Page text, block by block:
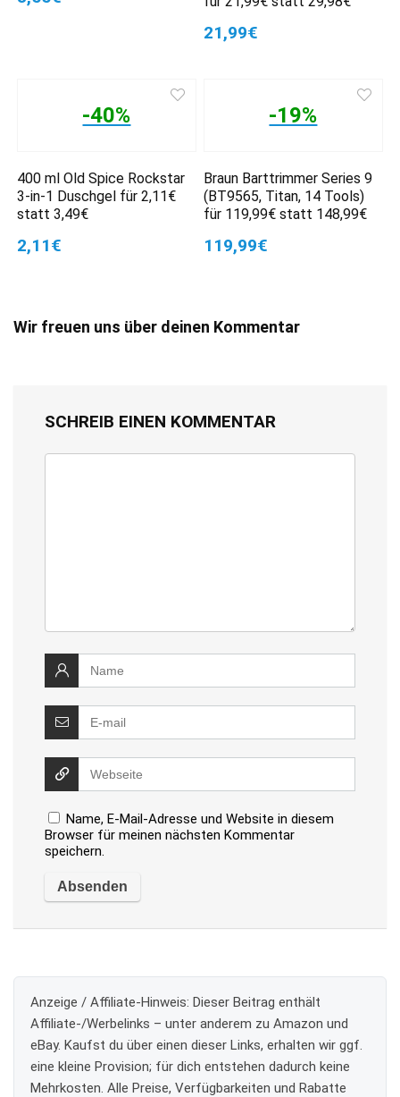
21,99€
-40%
400 ml Old Spice Rockstar
3-in-1 Duschgel für 2,11€
statt 3,49€
2,11€
-19%
Braun Barttrimmer Series 9
(BT9565, Titan, 14 Tools)
für 119,99€ statt 148,99€
119,99€
Wir freuen uns über deinen Kommentar
SCHREIB EINEN KOMMENTAR
Name, E-Mail-Adresse und Website in diesem
Browser für meinen nächsten Kommentar
speichern.
Anzeige / Affiliate-Hinweis: Dieser Beitrag enthält
Affiliate-/Werbelinks – unter anderem zu Amazon und
eBay. Kaufst du über einen dieser Links, erhalten wir ggf.
eine kleine Provision; für dich entstehen dadurch keine
Mehrkosten. Alle Preise, Verfügbarkeiten und Rabatte